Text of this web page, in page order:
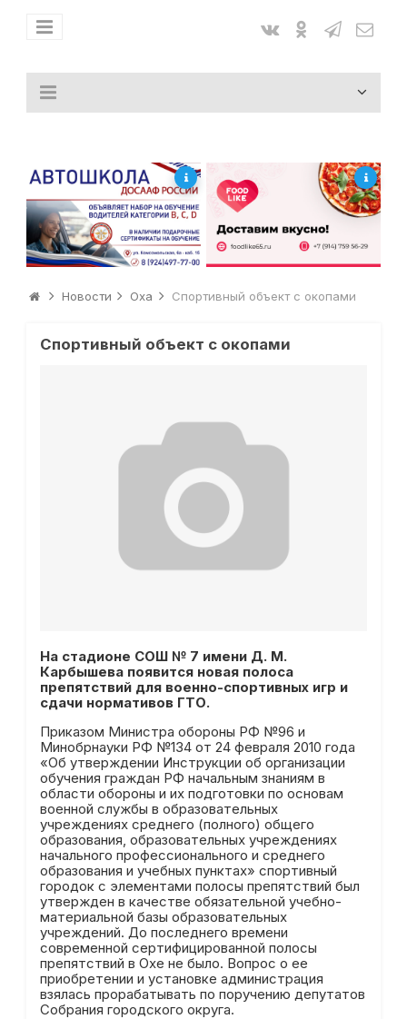
Новости Оха Спортивный объект с окопами
Спортивный объект с окопами
На стадионе СОШ № 7 имени Д. М.
Карбышева появится новая полоса
препятствий для военно-спортивных игр и
сдачи нормативов ГТО.
Приказом Министра обороны РФ №96 и
Минобрнауки РФ №134 от 24 февраля 2010 года
«Об утверждении Инструкции об организации
обучения граждан РФ начальным знаниям в
области обороны и их подготовки по основам
военной службы в образовательных
учреждениях среднего (полного) общего
образования, образовательных учреждениях
начального профессионального и среднего
образования и учебных пунктах» спортивный
городок с элементами полосы препятствий был
утвержден в качестве обязательной учебно-
материальной базы образовательных
учреждений. До последнего времени
современной сертифицированной полосы
препятствий в Охе не было. Вопрос о ее
приобретении и установке администрация
взялась прорабатывать по поручению депутатов
Собрания городского округа.